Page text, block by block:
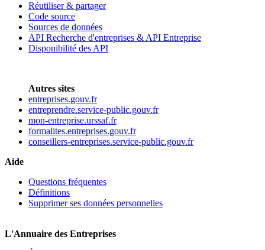
Réutiliser & partager
Code source
Sources de données
API Recherche d'entreprises & API Entreprise
Disponibilité des API
Autres sites
entreprises.gouv.fr
entreprendre.service-public.gouv.fr
mon-entreprise.urssaf.fr
formalites.entreprises.gouv.fr
conseillers-entreprises.service-public.gouv.fr
Aide
Questions fréquentes
Définitions
Supprimer ses données personnelles
L'Annuaire des Entreprises